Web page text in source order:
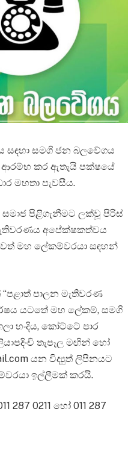
සඳහා සමගි ජන බලවේගය
ආරම්භ කර ඇතැයි පක්ෂයේ
මහතා පැවසීය.
සමාජ පිළිගැනීමට ලක්වූ පිරිස්
අපේක්ෂකත්වය
මහ ලේකම්වරයා සඳහන්
පාලන මැතිවරණ
යටතේ මහ ලේකම්, සමගි
හංදිය, කෝට්ටේ පාර
තැපෑල මඟින් හෝ
යන විද්‍යුත් ලිපිනයට
ඉල්ලීමක් කරයි.
287 0211 හෝ 011 287